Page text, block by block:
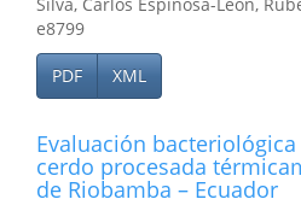
e8799
PDF XML
Evaluación
cerdo procesada
de Riobamba – Ecuador